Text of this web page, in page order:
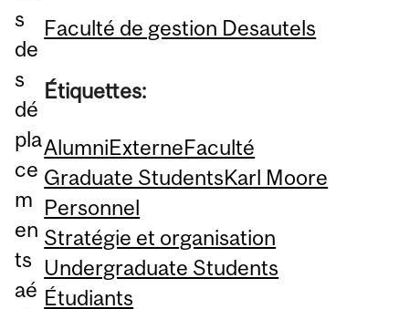
s
de
s
dé
pla
ce
m
en
ts
aé
Faculté de gestion Desautels
Étiquettes:
AlumniExterneFaculté
Graduate StudentsKarl Moore
Personnel
Stratégie et organisation
Undergraduate Students
Étudiants